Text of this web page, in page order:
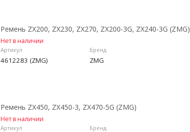
Ремень ZX200, ZX230, ZX270, ZX200-3G, ZX240-3G (ZMG)
Нет в наличии
Артикул
4612283 (ZMG)
Бренд
ZMG
Ремень ZX450, ZX450-3, ZX470-5G (ZMG)
Нет в наличии
Артикул Бренд